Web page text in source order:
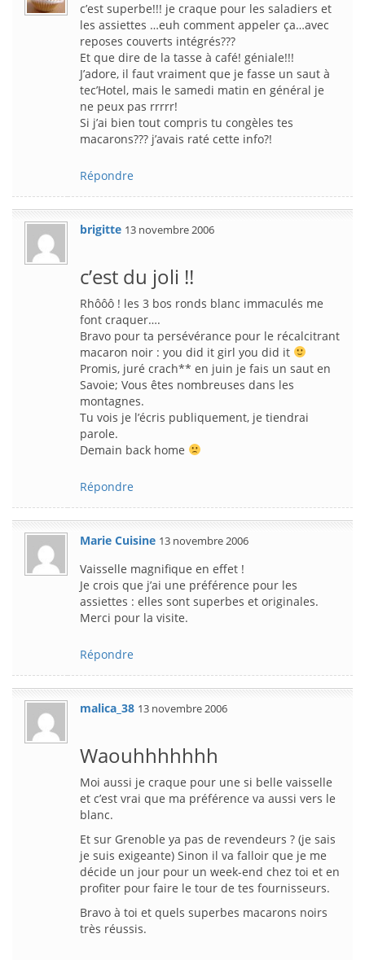
c’est superbe!!! je craque pour les saladiers et
les assiettes …euh comment appeler ça…avec
reposes couverts intégrés???
Et que dire de la tasse à café! géniale!!!
J’adore, il faut vraiment que je fasse un saut à
tec’Hotel, mais le samedi matin en général je
ne peux pas rrrrr!
Si j’ai bien tout compris tu congèles tes
macarons??? j’avais raté cette info?!
Répondre
brigitte 13 novembre 2006
c’est du joli !!
Rhôôô ! les 3 bos ronds blanc immaculés me
font craquer….
Bravo pour ta persévérance pour le récalcitrant
macaron noir : you did it girl you did it
Promis, juré crach** en juin je fais un saut en
Savoie; Vous êtes nombreuses dans les
montagnes.
Tu vois je l’écris publiquement, je tiendrai
parole.
Demain back home
Répondre
Marie Cuisine 13 novembre 2006
Vaisselle magnifique en effet !
Je crois que j’ai une préférence pour les
assiettes : elles sont superbes et originales.
Merci pour la visite.
Répondre
malica_38 13 novembre 2006
Waouhhhhhhh
Moi aussi je craque pour une si belle vaisselle
et c’est vrai que ma préférence va aussi vers le
blanc.
Et sur Grenoble ya pas de revendeurs ? (je sais
je suis exigeante) Sinon il va falloir que je me
décide un jour pour un week-end chez toi et en
profiter pour faire le tour de tes fournisseurs.
Bravo à toi et quels superbes macarons noirs
très réussis.